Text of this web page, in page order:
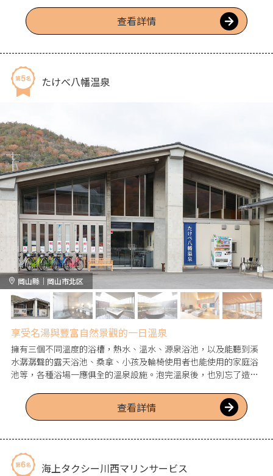
傳來的能裝束、繪畫、漆工等。查看詳情
たけべ八幡温泉
岡山縣｜岡山市北区
享受名湯與豐富自然景觀的一日溫泉
擁有三個不同溫度的浴槽，熱水、溫水、源泉浴池，以及能聽到溪
水潺潺聲的露天浴池、桑拿、小孩及輪椅使用者也能使用的家庭浴
池等，各種浴場一應俱全的溫泉設施。泡完溫泉後，也別忘了造訪
泉，園區內的免費足浴也非常推薦。
查看詳情
海上タクシー川西マリンサービス